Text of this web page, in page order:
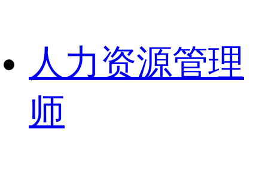
人力资源管理
师